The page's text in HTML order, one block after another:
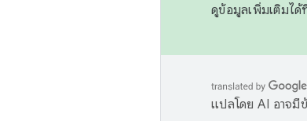
ดูข้อมูลเพิ่มเติมได้
แปลโดย AI อาจมี